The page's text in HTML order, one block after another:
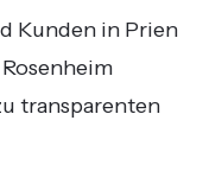
Kunden in Prien
transparenten